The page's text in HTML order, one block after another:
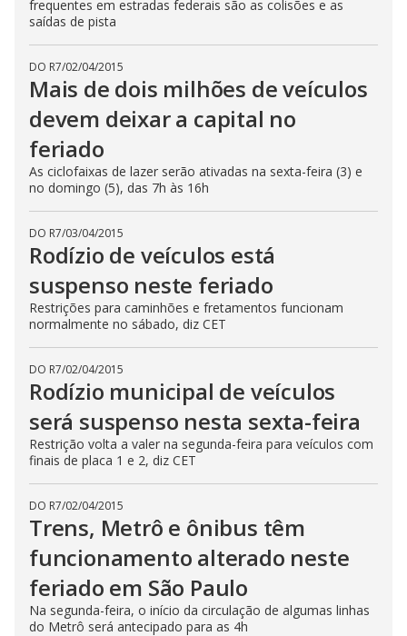
frequentes em estradas federais são as colisões e as
saídas de pista
DO R7/02/04/2015
Mais de dois milhões de veículos
devem deixar a capital no
feriado
As ciclofaixas de lazer serão ativadas na sexta-feira (3) e
no domingo (5), das 7h às 16h
DO R7/03/04/2015
Rodízio de veículos está
suspenso neste feriado
Restrições para caminhões e fretamentos funcionam
normalmente no sábado, diz CET
DO R7/02/04/2015
Rodízio municipal de veículos
será suspenso nesta sexta-feira
Restrição volta a valer na segunda-feira para veículos com
finais de placa 1 e 2, diz CET
DO R7/02/04/2015
Trens, Metrô e ônibus têm
funcionamento alterado neste
feriado em São Paulo
Na segunda-feira, o início da circulação de algumas linhas
do Metrô será antecipado para as 4h